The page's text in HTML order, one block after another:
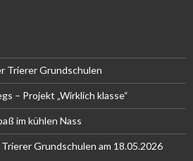
Trierer Grundschulen
– Projekt „Wirklich klasse“
im kühlen Nass
Grundschulen am 18.05.2026